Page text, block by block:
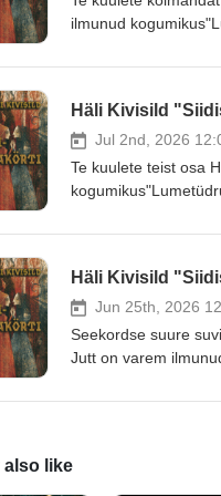
ilmunud
Kõhedat kuulamist!
Häli Kivisild
Jul 2nd, 2026
Te kuulete teist osa
kuulamist!
Häli Kivisild
Jun 25th, 2026
Seekordse suure
Jutt on varem
aadressil https://
also like